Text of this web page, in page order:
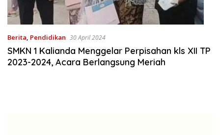
Berita, Pendidikan 30 April 2024
SMKN 1 Kalianda Menggelar Perpisahan kls XII TP
2023-2024, Acara Berlangsung Meriah